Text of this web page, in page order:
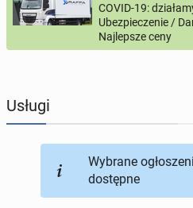
USŁUGI
KUPIĘ & SPRZEDAM
COVID-19:
Ubezpieczenie /
Najlepsze ceny
Usługi
Wybrane
dostępne